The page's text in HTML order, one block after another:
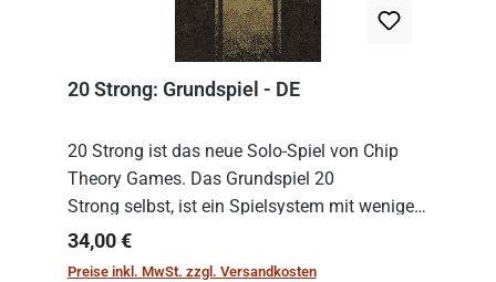
20 Strong: Grundspiel - DE
20 Strong ist das neue Solo-Spiel von Chip
Theory Games. Das Grundspiel 20
Strong selbst, ist ein Spielsystem mit wenigen,
einfachen Regeln. Um es zu spielen, muss es
immer mit einem Themenset ergänzt werden.
Regulärer Preis:
34,00 €
Preise inkl. MwSt. zzgl. Versandkosten